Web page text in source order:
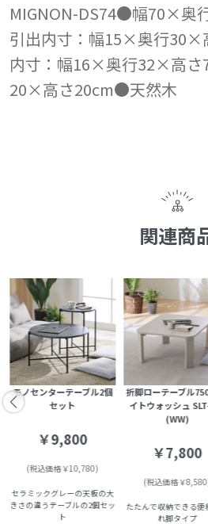
MIGNON-DS74●幅70×奥
引出内寸：幅15×奥行30×
内寸：幅16×奥行32×高さ
20×高さ20cm●天然木
関連商
モノセンターテーブル2個
セット
￥9,800
(税込価格￥10,780)
セラミックグレーの天板の大
きさの違うテーブルの2個セッ
ト
折脚ローテーブル
イトウォッシュ
(WW)
￥7,800
(税込価格￥
たたんで収納できる便
れ脚タイプ